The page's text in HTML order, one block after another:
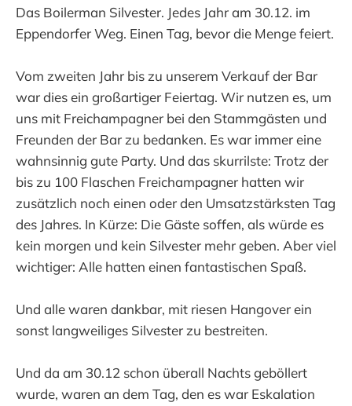
Das Boilerman Silvester. Jedes Jahr am 30.12. im
Eppendorfer Weg. Einen Tag, bevor die Menge feiert.
Vom zweiten Jahr bis zu unserem Verkauf der Bar
war dies ein großartiger Feiertag. Wir nutzen es, um
uns mit Freichampagner bei den Stammgästen und
Freunden der Bar zu bedanken. Es war immer eine
wahnsinnig gute Party. Und das skurrilste: Trotz der
bis zu 100 Flaschen Freichampagner hatten wir
zusätzlich noch einen oder den Umsatzstärksten Tag
des Jahres. In Kürze: Die Gäste soffen, als würde es
kein morgen und kein Silvester mehr geben. Aber viel
wichtiger: Alle hatten einen fantastischen Spaß.
Und alle waren dankbar, mit riesen Hangover ein
sonst langweiliges Silvester zu bestreiten.
Und da am 30.12 schon überall Nachts geböllert
wurde, waren an dem Tag, den es war Eskalation